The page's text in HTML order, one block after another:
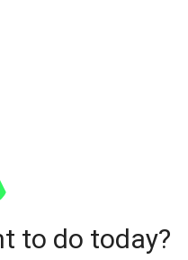
to do today?